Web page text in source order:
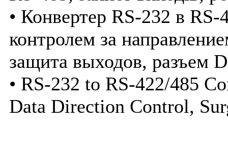
• Конвертер RS-232 в
контролем за
защита выходов, разъем
• RS-232 to RS-422/485
Data Direction Control,